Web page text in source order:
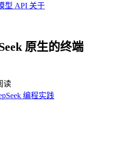
型 API 关于
原生的终端
读
编程实践